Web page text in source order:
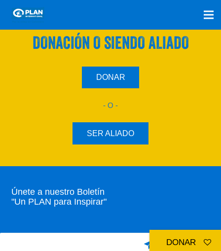
SÚMATE A NUESTRO PLAN CON UNA
DONACIÓN O SIENDO ALIADO
DONAR
- O -
SER ALIADO
Únete a nuestro Boletín
"Un PLAN para Inspirar"
DONAR